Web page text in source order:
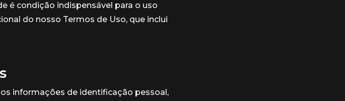
é condição indispensável para o uso
do nosso Termos de Uso, que inclui
informações de identificação pessoal,